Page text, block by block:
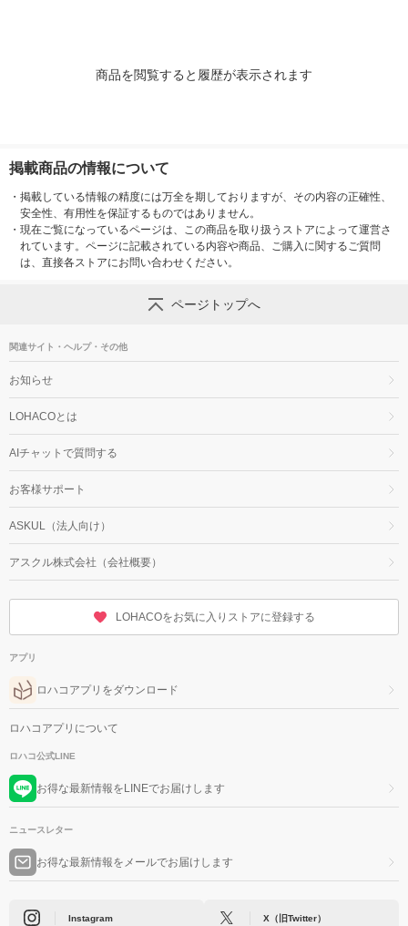
商品を閲覧すると履歴が表示されます
掲載商品の情報について
・ 掲載している情報の精度には万全を期しておりますが、その内容の正確性、
安全性、有用性を保証するものではありません。
・ 現在ご覧になっているページは、この商品を取り扱うストアによって運営さ
れています。ページに記載されている内容や商品、ご購入に関するご質問
は、直接各ストアにお問い合わせください。
ページトップへ
関連サイト・ヘルプ・その他
お知らせ
LOHACOとは
AIチャットで質問する
お客様サポート
ASKUL（法人向け）
アスクル株式会社（会社概要）
LOHACOをお気に入りストアに登録する
アプリ
ロハコアプリをダウンロード
ロハコアプリについて
ロハコ公式LINE
お得な最新情報をLINEでお届けします
ニュースレター
お得な最新情報をメールでお届けします
Instagram X（旧Twitter）